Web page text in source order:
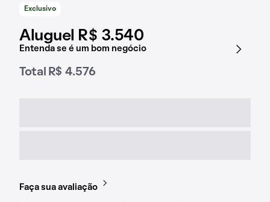
Exclusivo
Aluguel R$ 3.540
Entenda se é um bom negócio
Total R$ 4.576
Faça sua avaliação